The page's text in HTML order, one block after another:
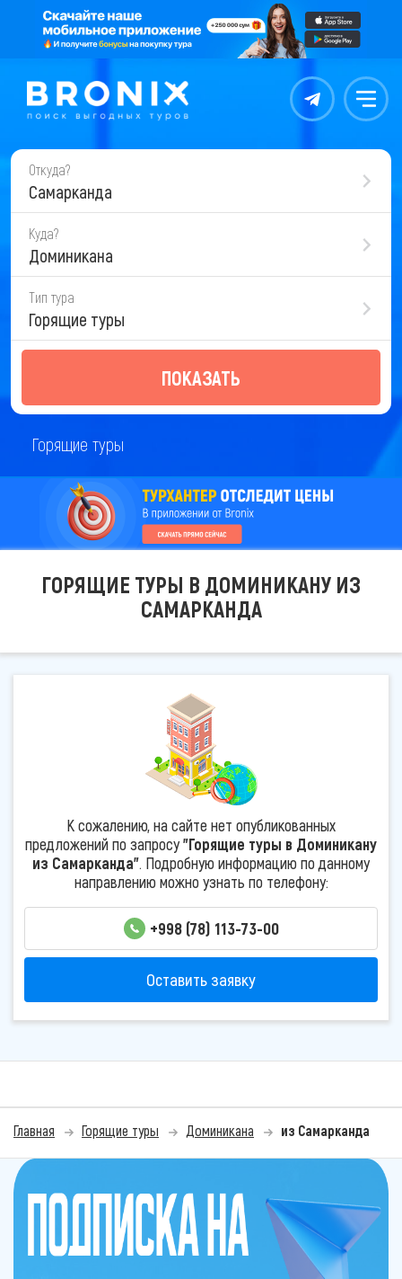
Контакты Меню
Откуда?
Самарканда
Куда?
Доминикана
Тип тура
Горящие туры
ПОКАЗАТЬ
Горящие туры
ГОРЯЩИЕ ТУРЫ В ДОМИНИКАНУ ИЗ
САМАРКАНДА
К сожалению, на сайте нет опубликованных
предложений по запросу"Горящие туры в Доминикану
из Самарканда". Подробную информацию по данному
направлению можно узнать по телефону:
+998 (78) 113-73-00
Оставить заявку
Главная Горящие туры Доминикана из Самарканда